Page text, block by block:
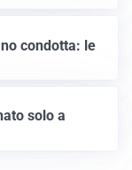
condotta: le
solo a